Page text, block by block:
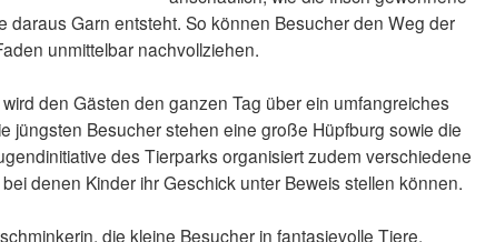
daraus Garn entsteht. So können Besucher den Weg der
unmittelbar nachvollziehen.
den Gästen den ganzen Tag über ein umfangreiches
jüngsten Besucher stehen eine große Hüpfburg sowie die
des Tierparks organisiert zudem verschiedene
denen Kinder ihr Geschick unter Beweis stellen können.
die kleine Besucher in fantasievolle Tiere,